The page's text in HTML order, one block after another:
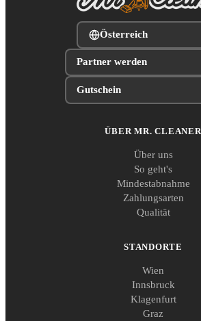
Österreich
Partner werden
Gutschein
ÜBER MR. CLEANER
Über uns
So geht's
Mindestabnahme
Zahlungsarten
Qualität
STANDORTE
Wien
Innsbruck
Klagenfurt
Graz